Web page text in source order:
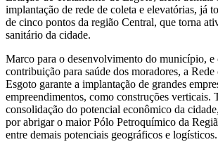
implantação de rede de coleta e elevatórias, já
de cinco pontos da região Central, que torna
sanitário da cidade.
Marco para o desenvolvimento do município, e
contribuição para saúde dos moradores, a Rede
Esgoto garante a implantação de grandes
empreendimentos, como construções verticais.
consolidação do potencial econômico da
por abrigar o maior Pólo Petroquímico da
entre demais potenciais geográficos e logísticos.